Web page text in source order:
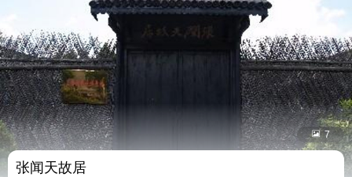
 7
张闻天故居